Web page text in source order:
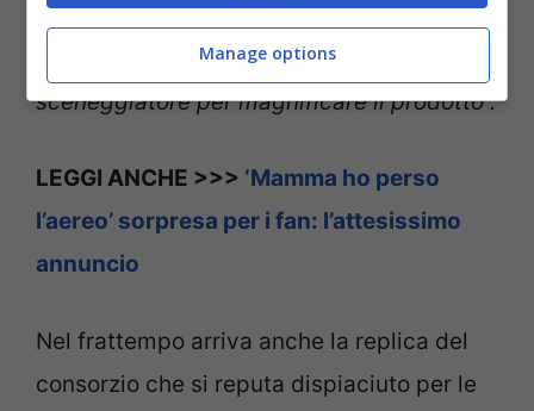
perché lavora 365 giorni al Parmigiano
Reggiano, è una cosa che serve allo
sceneggiatore per magnificare il prodotto”.
LEGGI ANCHE >>> ‘Mamma ho perso
l’aereo’ sorpresa per i fan: l’attesissimo
annuncio
Nel frattempo arriva anche la replica del
consorzio che si reputa dispiaciuto per le
Manage options